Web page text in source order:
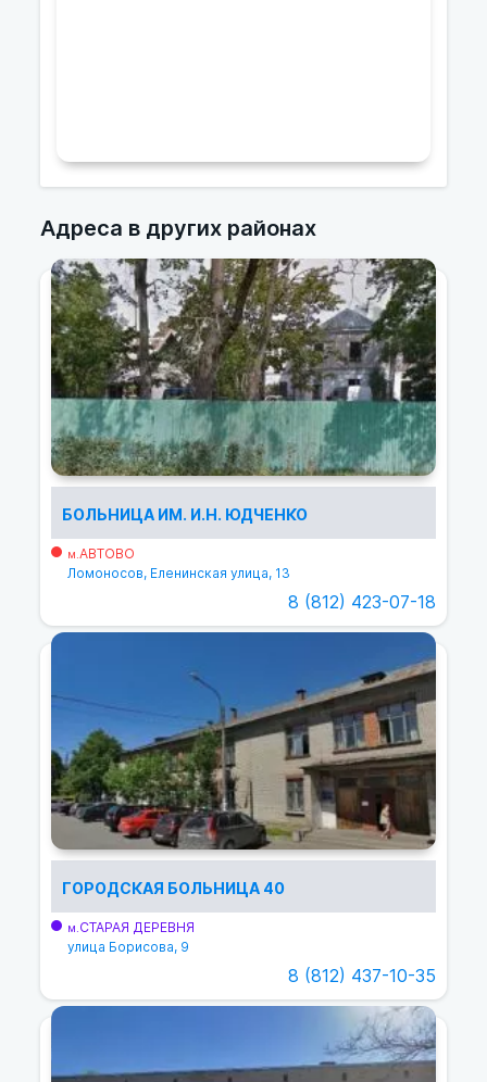
Адреса в других районах
БОЛЬНИЦА ИМ. И.Н. ЮДЧЕНКО
м.АВТОВО
Ломоносов, Еленинская улица, 13
8 (812) 423-07-18
ГОРОДСКАЯ БОЛЬНИЦА 40
м.СТАРАЯ ДЕРЕВНЯ
улица Борисова, 9
8 (812) 437-10-35